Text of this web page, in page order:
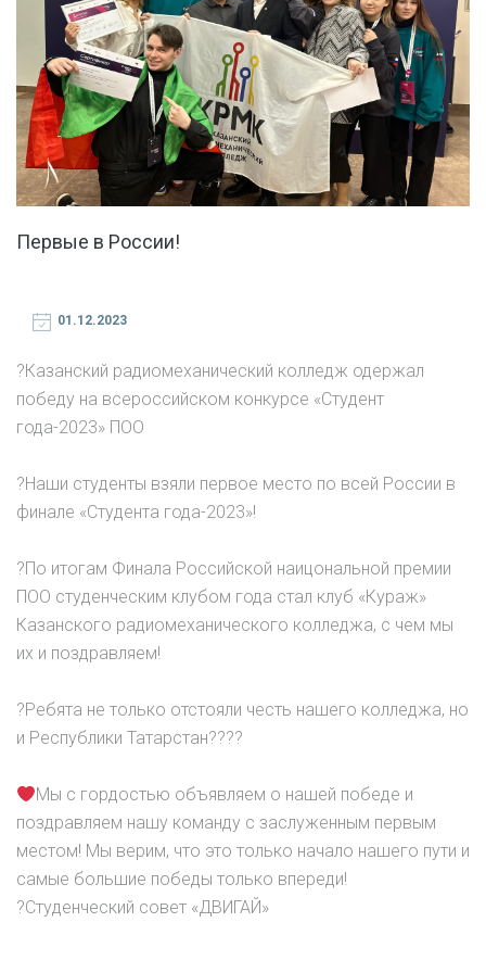
Первые в России!
01.12.2023
?Казанский радиомеханический колледж одержал
победу на всероссийском конкурсе «Студент
года-2023» ПОО
?Наши студенты взяли первое место по всей России в
финале «Студента года-2023»!
?По итогам Финала Российской наицональной премии
ПОО студенческим клубом года стал клуб «Кураж»
Казанского радиомеханического колледжа, с чем мы
их и поздравляем!
?Ребята не только отстояли честь нашего колледжа, но
и Республики Татарстан????
Мы с гордостью объявляем о нашей победе и
поздравляем нашу команду с заслуженным первым
местом! Мы верим, что это только начало нашего пути и
самые большие победы только впереди!
?Студенческий совет «ДВИГАЙ»